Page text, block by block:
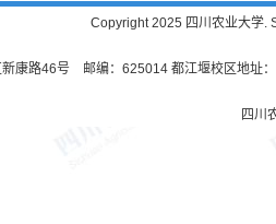
Copyright 2025 四川农业大学.
新康路46号 邮编：625014 都江堰校区地址
四川